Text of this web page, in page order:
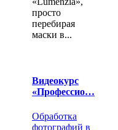
просто
перебирая
маски в...
Видеокурс
«Профессио…
Обработка
фотографий в